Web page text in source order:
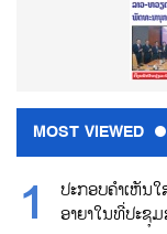
MOST VIEWED
ປະກອບຄຳເຫັນ
ອາຍາໃນທີ່ປະຊຸມ